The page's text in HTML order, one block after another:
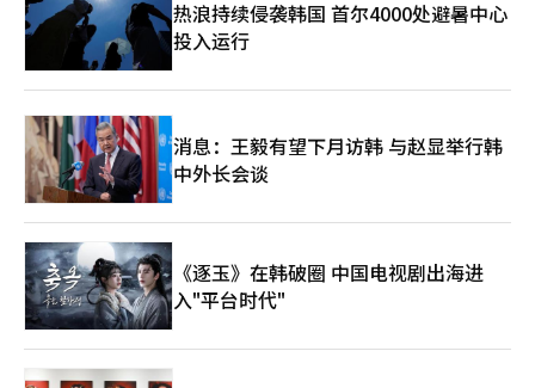
热浪持续侵袭韩国 首尔4000处避暑中心
投入运行
消息：王毅有望下月访韩 与赵显举行韩
中外长会谈
《逐玉》在韩破圈 中国电视剧出海进
入"平台时代"